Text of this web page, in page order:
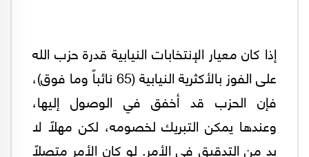
إذا كان معيار الإنتخابات النيابية قدرة حزب الله
على الفوز بالأكثرية النيابية (65 نائباً وما فوق)،
فإن الحزب قد أخفق في الوصول إليها،
وعندها يمكن التبريك لخصومه، لكن مهلاً لا
بد من التدقيق في الأمر. لو كان الأمر متصلاً